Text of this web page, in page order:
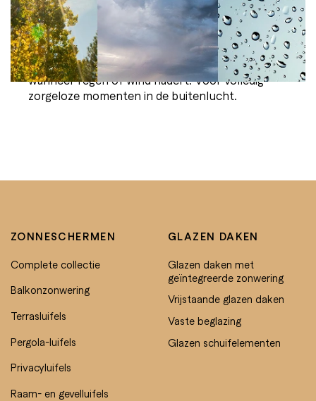
Regen, zon of wind – in deze versie detecteert
het systeem betrouwbaar veranderingen in het
weer en reageert het automatisch. Uw luifel
schuift uit wanneer de zon schijnt en schuift in
wanneer regen of wind nadert. Voor volledig
zorgeloze momenten in de buitenlucht.
ZONNESCHERMEN
Complete collectie
Balkonzonwering
Terrasluifels
Pergola-luifels
Privacyluifels
Raam- en gevelluifels
GLAZEN DAKEN
Glazen daken met
geïntegreerde zonwering
Vrijstaande glazen daken
Vaste beglazing
Glazen schuifelementen